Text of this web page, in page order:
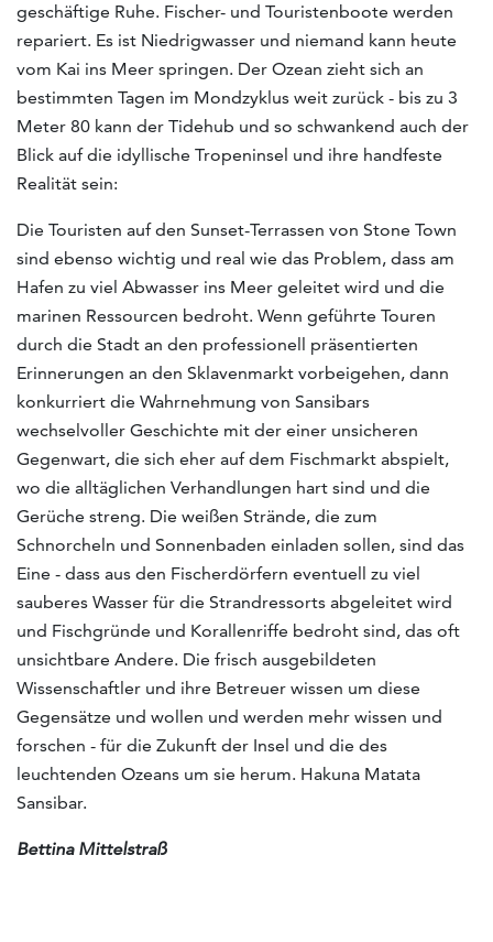
geschäftige Ruhe. Fischer- und Touristenboote werden
repariert. Es ist Niedrigwasser und niemand kann heute
vom Kai ins Meer springen. Der Ozean zieht sich an
bestimmten Tagen im Mondzyklus weit zurück - bis zu 3
Meter 80 kann der Tidehub und so schwankend auch der
Blick auf die idyllische Tropeninsel und ihre handfeste
Realität sein:
Die Touristen auf den Sunset-Terrassen von Stone Town
sind ebenso wichtig und real wie das Problem, dass am
Hafen zu viel Abwasser ins Meer geleitet wird und die
marinen Ressourcen bedroht. Wenn geführte Touren
durch die Stadt an den professionell präsentierten
Erinnerungen an den Sklavenmarkt vorbeigehen, dann
konkurriert die Wahrnehmung von Sansibars
wechselvoller Geschichte mit der einer unsicheren
Gegenwart, die sich eher auf dem Fischmarkt abspielt,
wo die alltäglichen Verhandlungen hart sind und die
Gerüche streng. Die weißen Strände, die zum
Schnorcheln und Sonnenbaden einladen sollen, sind das
Eine - dass aus den Fischerdörfern eventuell zu viel
sauberes Wasser für die Strandressorts abgeleitet wird
und Fischgründe und Korallenriffe bedroht sind, das oft
unsichtbare Andere. Die frisch ausgebildeten
Wissenschaftler und ihre Betreuer wissen um diese
Gegensätze und wollen und werden mehr wissen und
forschen - für die Zukunft der Insel und die des
leuchtenden Ozeans um sie herum. Hakuna Matata
Sansibar.
Bettina Mittelstraß